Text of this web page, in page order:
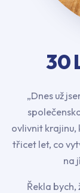
30
„Dnes už
ovlivnit krajinu,
třicet let, co
na
Řekla